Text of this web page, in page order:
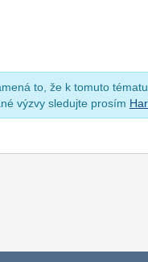
to, že k tomuto
výzvy sledujte prosím